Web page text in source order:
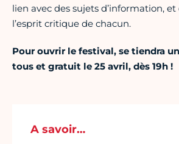
lien avec des sujets d’information,
l’esprit critique de chacun.
Pour ouvrir le festival, se tiendra
tous et gratuit le 25 avril, dès 19h !
A savoir…